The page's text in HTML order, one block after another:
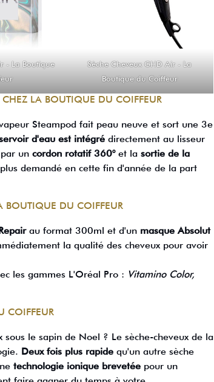
-La Boutique
Sèche Cheveux GHD Air - La
Boutique du Coiffeur
LA BOUTIQUE DU COIFFEUR
Steampod fait peau neuve et sort une 3e
d'eau est intégré directement au lisseur
un cordon rotatif 360°et la sortie de la
demandé en cette fin d'année de la part
BOUTIQUE DU COIFFEUR
au format 300ml et d'un masque Absolut
la qualité des cheveux pour avoir
les gammes L'Oréal Pro : Vitamino Color,
COIFFEUR
le sapin de Noel ? Le sèche-cheveux de la
Deux fois plus rapide qu'un autre sèche
technologie ionique brevetée pour un